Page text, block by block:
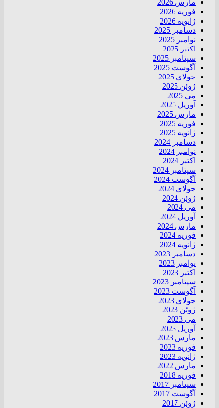
مارس 2026
فوریه 2026
ژانویه 2026
دسامبر 2025
نوامبر 2025
اکتبر 2025
سپتامبر 2025
آگوست 2025
جولای 2025
ژوئن 2025
می 2025
آوریل 2025
مارس 2025
فوریه 2025
ژانویه 2025
دسامبر 2024
نوامبر 2024
اکتبر 2024
سپتامبر 2024
آگوست 2024
جولای 2024
ژوئن 2024
می 2024
آوریل 2024
مارس 2024
فوریه 2024
ژانویه 2024
دسامبر 2023
نوامبر 2023
اکتبر 2023
سپتامبر 2023
آگوست 2023
جولای 2023
ژوئن 2023
می 2023
آوریل 2023
مارس 2023
فوریه 2023
ژانویه 2023
مارس 2022
فوریه 2018
سپتامبر 2017
آگوست 2017
ژوئن 2017